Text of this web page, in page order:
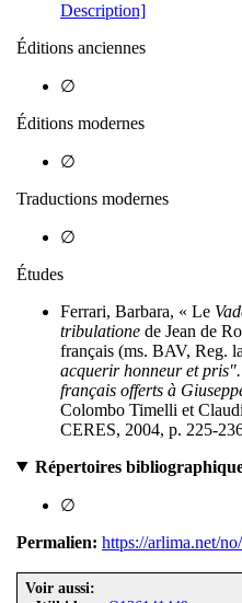
Description]
Éditions anciennes
∅
Éditions modernes
∅
Traductions modernes
∅
Études
Ferrari, Barbara, « Le
tribulatione de Jean de
français (ms. BAV, Reg.
acquerir honneur et
français offerts à
Colombo Timelli et
CERES, 2004, p. 225-
Répertoires
∅
Permalien: https://arlima.net/
Voir aussi: